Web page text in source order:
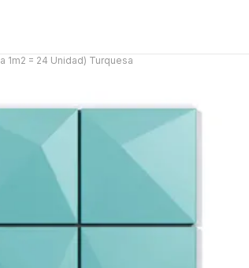
1m2 = 24 Unidad) Turquesa